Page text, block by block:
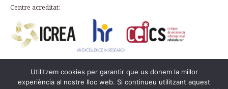
Centre acreditat:
Plaça d’en Rovellat, s/n, 43003 Tarragona
Teléfono: 977 24 91 33 · info@icac.cat
Utilitzem cookies per garantir que us donem la millor
experiència al nostre lloc web. Si continueu utilitzant aquest